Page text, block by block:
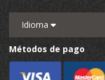
Idioma
Métodos de pago